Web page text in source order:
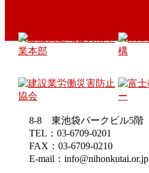
8-8 東池袋パークビル5階
TEL：03-6709-0201
FAX：03-6709-0210
E-mail：info@nihonkutai.or.jp